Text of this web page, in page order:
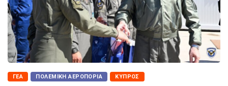
ΓΕΑ ΠΟΛΕΜΙΚΉ ΑΕΡΟΠΟΡΊΑ ΚΎΠΡΟΣ